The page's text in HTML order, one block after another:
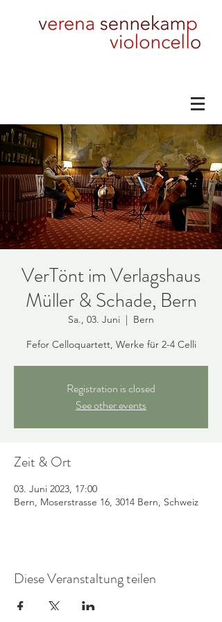
VerTönt im Verlagshaus
Müller & Schade, Bern
Sa., 03. Juni
  |
Bern
Fefor Celloquartett, Werke für 2-4 Celli
Registration is closed
See other events
Zeit & Ort
03. Juni 2023, 17:00
Bern, Moserstrasse 16, 3014 Bern, Schweiz
Diese Veranstaltung teilen